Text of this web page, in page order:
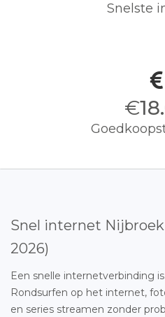
Snelste
€
Snel internet
2026)
Een snelle internetverbinding
Rondsurfen op het internet,
en series streamen zonder